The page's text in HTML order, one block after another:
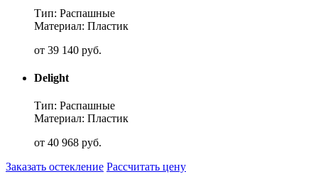
Тип: Распашные
Материал: Пластик
от 39 140 руб.
Delight
Тип: Распашные
Материал: Пластик
от 40 968 руб.
Заказать остекление Рассчитать цену